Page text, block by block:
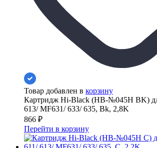
Товар добавлен в корзину
Картридж Hi-Black (HB-№045H BK)
613/ MF631/ 633/ 635, Bk, 2,8K
866 ₽
Перейти в корзину